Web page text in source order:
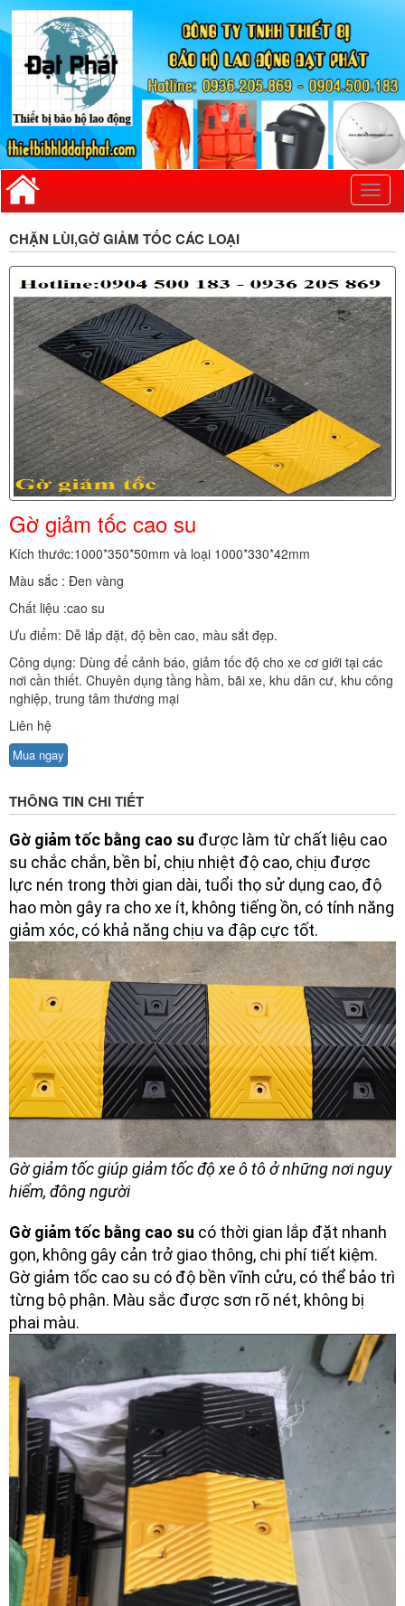
CHẶN LÙI,GỜ GIẢM TỐC CÁC LOẠI
Gờ giảm tốc cao su
Kích thước:1000*350*50mm và loại 1000*330*42mm
Màu sắc : Đen vàng
Chất liệu :cao su
Ưu điểm: Dễ lắp đặt, độ bền cao, màu sắt đẹp.
Công dụng: Dùng để cảnh báo, giảm tốc độ cho xe cơ giới tại các
nơi cần thiết. Chuyên dụng tầng hầm, bãi xe, khu dân cư, khu công
nghiệp, trung tâm thương mại
Liên hệ
Mua ngay
THÔNG TIN CHI TIẾT
Gờ giảm tốc bằng cao su được làm từ chất liệu cao
su chắc chắn, bền bỉ, chịu nhiệt độ cao, chịu được
lực nén trong thời gian dài, tuổi thọ sử dụng cao, độ
hao mòn gây ra cho xe ít, không tiếng ồn, có tính năng
giảm xóc, có khả năng chịu va đập cực tốt.
Gờ giảm tốc giúp giảm tốc độ xe ô tô ở những nơi nguy
hiểm, đông người
Gờ giảm tốc bằng cao su có thời gian lắp đặt nhanh
gọn, không gây cản trở giao thông, chi phí tiết kiệm.
Gờ giảm tốc cao su có độ bền vĩnh cửu, có thể bảo trì
từng bộ phận. Màu sắc được sơn rõ nét, không bị
phai màu.